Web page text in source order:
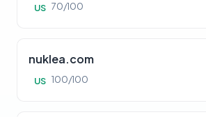
US 70/100
nuklea.com
US 100/100